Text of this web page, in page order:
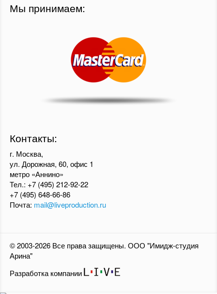
Мы принимаем:
Контакты:
г. Москва,
ул. Дорожная, 60, офис 1
метро «Аннино»
Тел.: +7 (495) 212-92-22
+7 (495) 648-66-86
Почта: mail@liveproduction.ru
© 2003-2026 Все права защищены. ООО "Имидж-студия
Арина"
Разработка компании